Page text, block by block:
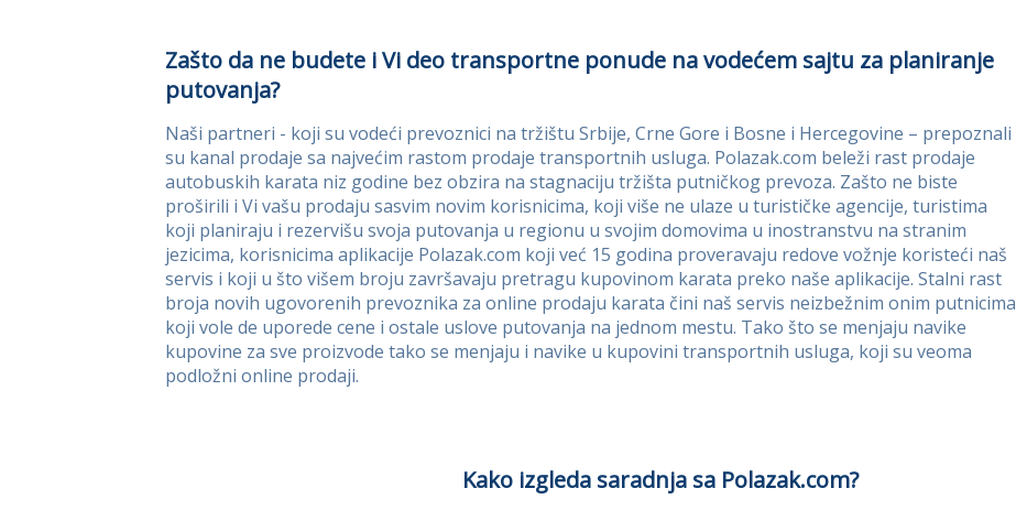
Zašto da ne budete i Vi deo transportne ponude na vodećem sajtu za planiranje
putovanja?
Naši partneri - koji su vodeći prevoznici na tržištu Srbije, Crne Gore i Bosne i Hercegovine – prepoznali
su kanal prodaje sa najvećim rastom prodaje transportnih usluga. Polazak.com beleži rast prodaje
autobuskih karata niz godine bez obzira na stagnaciju tržišta putničkog prevoza. Zašto ne biste
proširili i Vi vašu prodaju sasvim novim korisnicima, koji više ne ulaze u turističke agencije, turistima
koji planiraju i rezervišu svoja putovanja u regionu u svojim domovima u inostranstvu na stranim
jezicima, korisnicima aplikacije Polazak.com koji već 15 godina proveravaju redove vožnje koristeći naš
servis i koji u što višem broju završavaju pretragu kupovinom karata preko naše aplikacije. Stalni rast
broja novih ugovorenih prevoznika za online prodaju karata čini naš servis neizbežnim onim putnicima
koji vole de uporede cene i ostale uslove putovanja na jednom mestu. Tako što se menjaju navike
kupovine za sve proizvode tako se menjaju i navike u kupovini transportnih usluga, koji su veoma
podložni online prodaji.
Kako izgleda saradnja sa Polazak.com?